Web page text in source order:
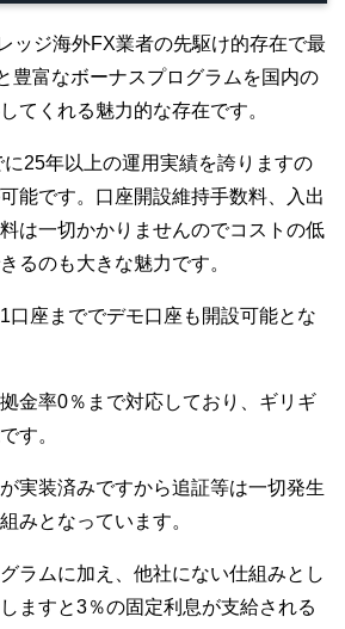
ッジ海外FX業者の先駆け的存在で最
豊富なボーナスプログラムを国内の
てくれる魅力的な存在です。
25年以上の運用実績を誇りますの
能です。口座開設維持手数料、入出
は一切かかりませんのでコストの低
るのも大きな魅力です。
口座まででデモ口座も開設可能とな
金率0％まで対応しており、ギリギ
す。
実装済みですから追証等は一切発生
みとなっています。
ラムに加え、他社にない仕組みとし
ますと3％の固定利息が支給される